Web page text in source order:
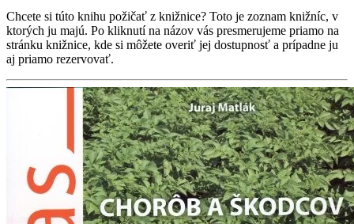
Chcete si túto knihu požičať z knižnice? Toto je zoznam knižníc, v
ktorých ju majú. Po kliknutí na názov vás presmerujeme priamo na
stránku knižnice, kde si môžete overiť jej dostupnosť a prípadne ju
aj priamo rezervovať.